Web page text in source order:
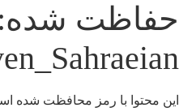
حفاظت شده:
این محتوا با رمز محافظت شده